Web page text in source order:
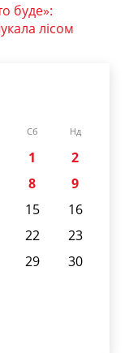
буде»:
лісом
Сб Нд
1
2
8
9
15
16
22
23
29
30